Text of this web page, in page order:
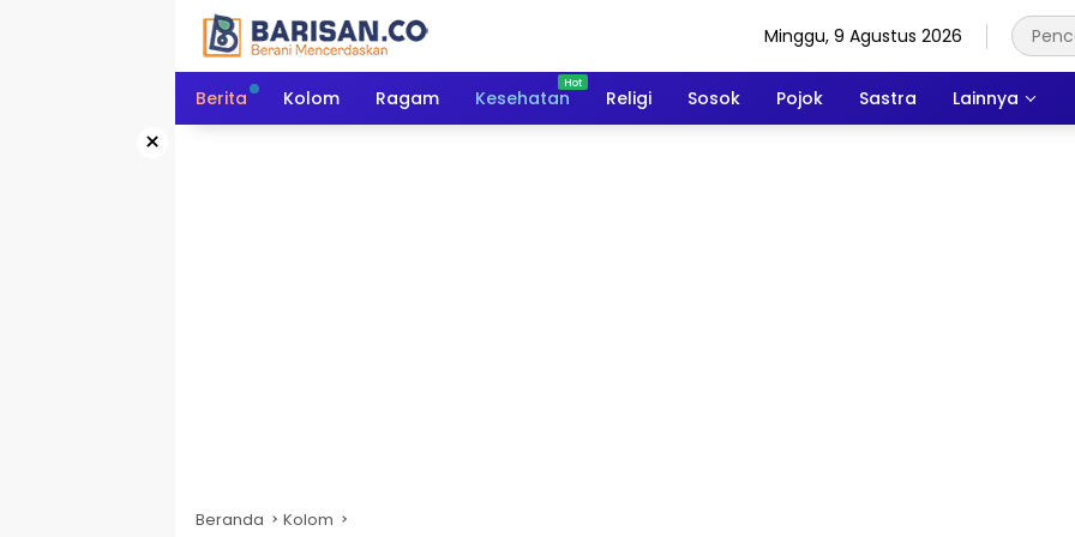
Minggu, 9 Agustus 2026
Berita Kolom Ragam Kesehatan Religi Sosok Pojok Sastra Lainnya
×
Beranda Kolom